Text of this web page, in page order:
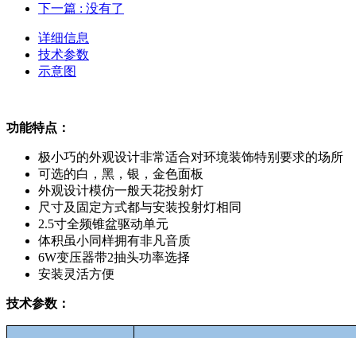
下一篇 : 没有了
详细信息
技术参数
示意图
功能特点：
极小巧的外观设计非常适合对环境装饰特别要求的场所
可选的白，黑，银，金色面板
外观设计模仿一般天花投射灯
尺寸及固定方式都与安装投射灯相同
2.5寸全频锥盆驱动单元
体积虽小同样拥有非凡音质
6W变压器带2抽头功率选择
安装灵活方便
技术参数：